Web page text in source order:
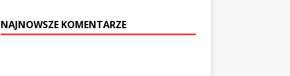
NAJNOWSZE KOMENTARZE